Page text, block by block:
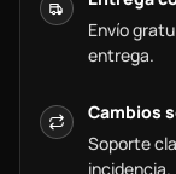
Envío
entrega.
Cambios
Soporte
incidencia.